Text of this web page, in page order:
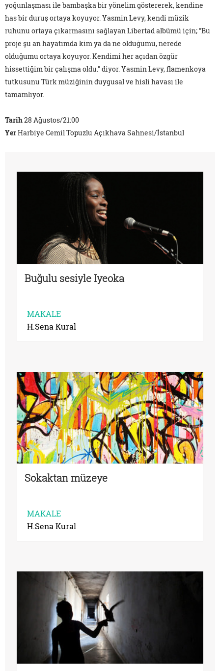
yoğunlaşması ile bambaşka bir yönelim göstererek, kendine
has bir duruş ortaya koyuyor. Yasmin Levy, kendi müzik
ruhunu ortaya çıkarmasını sağlayan Libertad albümü için; "Bu
proje şu an hayatımda kim ya da ne olduğumu, nerede
olduğumu ortaya koyuyor. Kendimi her açıdan özgür
hissettiğim bir çalışma oldu." diyor. Yasmin Levy, flamenkoya
tutkusunu Türk müziğinin duygusal ve hisli havası ile
tamamlıyor.
Tarih28 Ağustos/21:00
YerHarbiye Cemil Topuzlu Açıkhava Sahnesi/İstanbul
Buğulu sesiyle Iyeoka
MAKALE
H.Sena Kural
Sokaktan müzeye
MAKALE
H.Sena Kural